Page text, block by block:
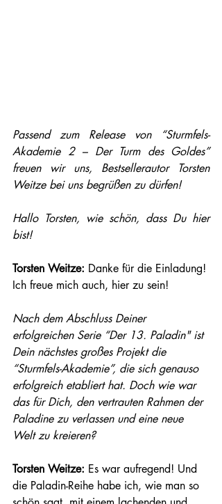
Passend zum Release von “Sturmfels-
Akademie 2 – Der Turm des Goldes”
freuen wir uns, Bestsellerautor Torsten
Weitze bei uns begrüßen zu dürfen!
Hallo Torsten, wie schön, dass Du hier
bist!
Torsten Weitze: Danke für die Einladung!
Ich freue mich auch, hier zu sein!
Nach dem Abschluss Deiner
erfolgreichen Serie “Der 13. Paladin" ist
Dein nächstes großes Projekt die
“Sturmfels-Akademie”, die sich genauso
erfolgreich etabliert hat. Doch wie war
das für Dich, den vertrauten Rahmen der
Paladine zu verlassen und eine neue
Welt zu kreieren?
Torsten Weitze: Es war aufregend! Und
die Paladin-Reihe habe ich, wie man so